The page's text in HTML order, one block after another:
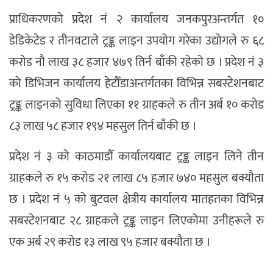
प्राधिकरणको प्रदेश नं २ कार्यालय जनकपुरअन्तर्गत १०
डेडिकेटेड र तीनवटाले ट्रङ्क लाइन उपयोग गरेका उद्योगले रु ६८
करोड नौ लाख ३८ हजार ४७९ तिर्न बाँकी रहेको छ । प्रदेश नं ३
को डिभिजन कार्यालय हेटौँडाअन्तर्गतका विभिन्न सबस्टेशनबाट
ट्रङ्क लाइनको सुविधा लिएका ११ ग्राहकले रु तीन अर्ब १० करोड
८३ लाख ५८ हजार १९४ महसुल तिर्न बाँकी छ ।
प्रदेश नं ३ को काठमाडौँ कार्यालयबाट ट्रङ्क लाइन लिने तीन
ग्राहकले रु १५ करोड २१ लाख ८५ हजार ७४० महसुल बक्यौता
छ । प्रदेश नं ५ को बुटवल क्षेत्रीय कार्यालय मातहतका विभिन्न
सबस्टेशनबाट २८ ग्राहकले ट्रङ्क लाइन लिएकोमा उनीहरूले रु
एक अर्ब २९ करोड १३ लाख ९५ हजार बक्यौता छ ।